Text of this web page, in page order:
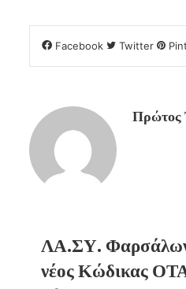
Facebook Twitter
Πρώτος
ΛΑ.ΣΥ.
νέος Κώδικας